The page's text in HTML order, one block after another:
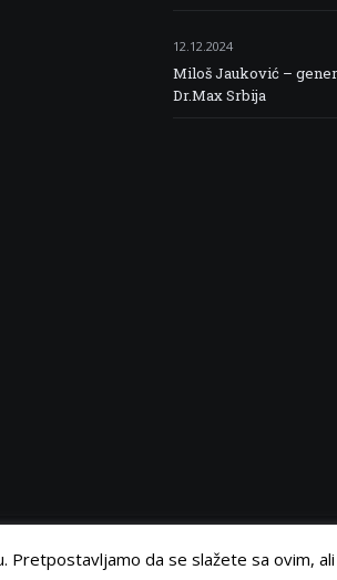
12.12.2024
Miloš Jauković –
Dr.Max Srbija
Pretpostavljamo da se slažete sa ovim,